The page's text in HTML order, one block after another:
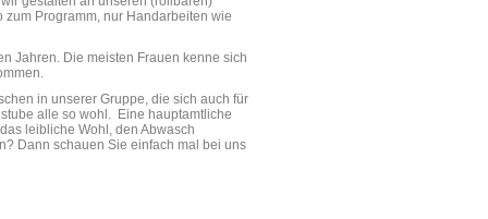
Programm, nur Handarbeiten wie
Jahren. Die meisten Frauen kenne sich
in unserer Gruppe, die sich auch für
alle so wohl. Eine hauptamtliche
leibliche Wohl, den Abwasch
Dann schauen Sie einfach mal bei uns